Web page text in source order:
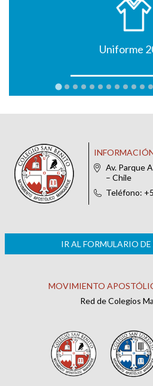
Uniforme
Av. Parque
– Chile
Teléfono:
IR AL FORMULARIO
MOVIMIENTO
Red de Colegios